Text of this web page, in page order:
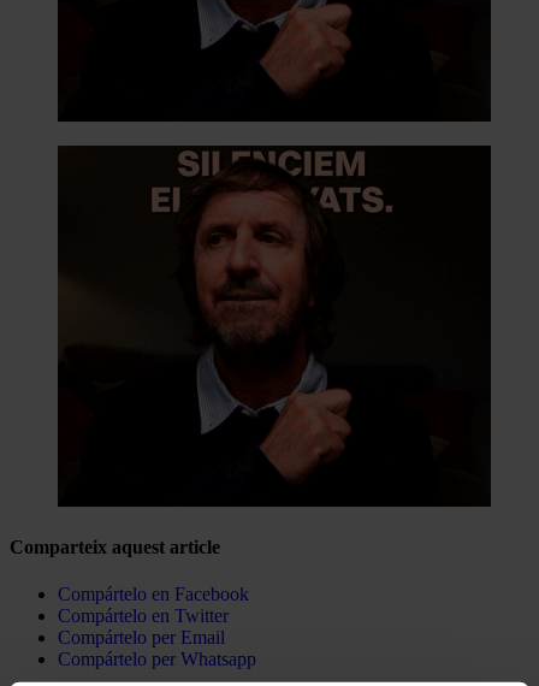
Comparteix aquest article
Compártelo en Facebook
Compártelo en Twitter
Compártelo per Email
Compártelo per Whatsapp